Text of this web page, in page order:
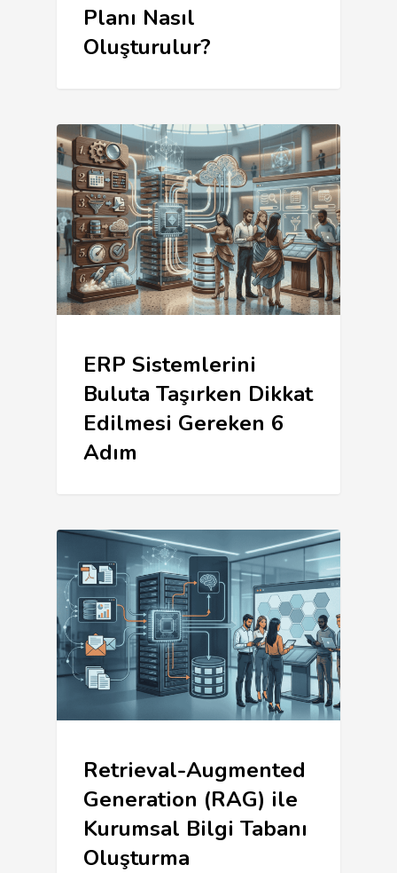
Planı Nasıl
Oluşturulur?
ERP Sistemlerini
Buluta Taşırken Dikkat
Edilmesi Gereken 6
Adım
Retrieval-Augmented
Generation (RAG) ile
Kurumsal Bilgi Tabanı
Oluşturma